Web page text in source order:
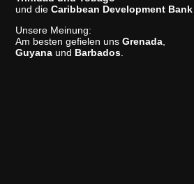
und die Caribbean Development Bank
Unsere Meinung:
Am besten gefielen uns Grenada
Guyana und Barbados